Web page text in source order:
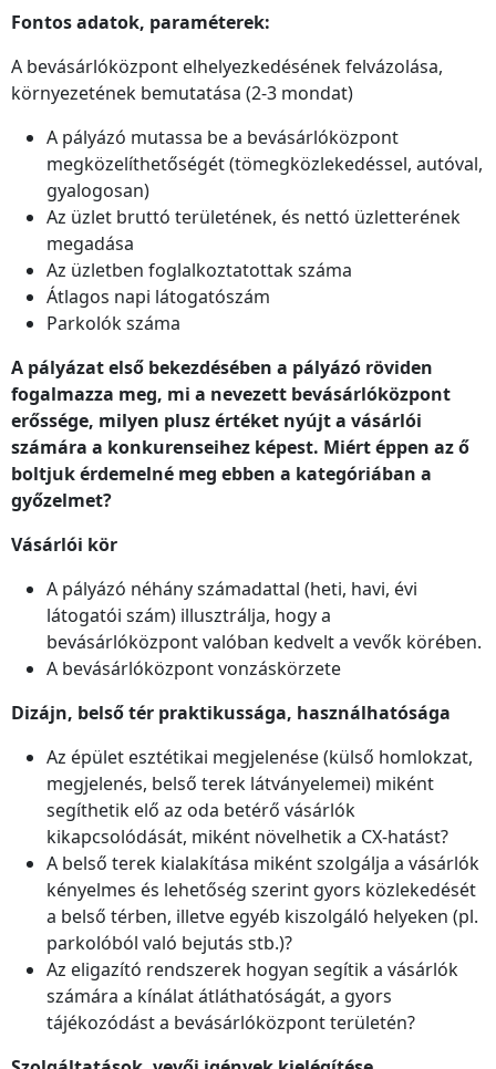
Fontos adatok, paraméterek:
A bevásárlóközpont elhelyezkedésének felvázolása,
környezetének bemutatása (2-3 mondat)
A pályázó mutassa be a bevásárlóközpont
megközelíthetőségét (tömegközlekedéssel, autóval,
gyalogosan)
Az üzlet bruttó területének, és nettó üzletterének
megadása
Az üzletben foglalkoztatottak száma
Átlagos napi látogatószám
Parkolók száma
A pályázat első bekezdésében a pályázó röviden
fogalmazza meg, mi a nevezett bevásárlóközpont
erőssége, milyen plusz értéket nyújt a vásárlói
számára a konkurenseihez képest. Miért éppen az ő
boltjuk érdemelné meg ebben a kategóriában a
győzelmet?
Vásárlói kör
A pályázó néhány számadattal (heti, havi, évi
látogatói szám) illusztrálja, hogy a
bevásárlóközpont valóban kedvelt a vevők körében.
A bevásárlóközpont vonzáskörzete
Dizájn, belső tér praktikussága, használhatósága
Az épület esztétikai megjelenése (külső homlokzat,
megjelenés, belső terek látványelemei) miként
segíthetik elő az oda betérő vásárlók
kikapcsolódását, miként növelhetik a CX-hatást?
A belső terek kialakítása miként szolgálja a vásárlók
kényelmes és lehetőség szerint gyors közlekedését
a belső térben, illetve egyéb kiszolgáló helyeken (pl.
parkolóból való bejutás stb.)?
Az eligazító rendszerek hogyan segítik a vásárlók
számára a kínálat átláthatóságát, a gyors
tájékozódást a bevásárlóközpont területén?